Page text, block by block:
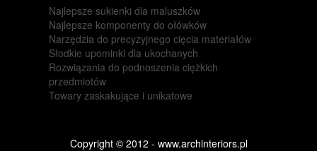
Najlepsze sukienki dla maluszków
Najlepsze komponenty do ołówków
Narzędzia do precyzyjnego cięcia materiałów
Słodkie upominki dla ukochanych
Rozwiązania do podnoszenia ciężkich
przedmiotów
Towary zaskakujące i unikatowe
Copyright © 2012 - www.archinteriors.pl